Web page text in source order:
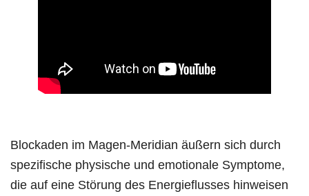
Blockaden im Magen-Meridian äußern sich durch
spezifische physische und emotionale Symptome,
die auf eine Störung des Energieflusses hinweisen